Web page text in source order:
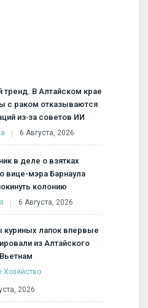
тренд. В Алтайском крае
с раком отказываются
из‑за советов ИИ
6 Августа, 2026
в деле о взятках
вице-мэра Барнаула
колонию
6 Августа, 2026
куриных лапок впервые
из Алтайского
Хозяйство
2026